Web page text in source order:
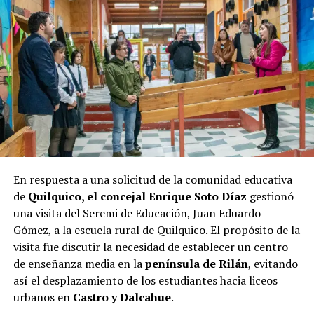
Las elecciones de octubre serán decisivas para Castro, y
los próximos días serán cruciales para todos los
candidatos en la recta final hacia las urnas.
En respuesta a una solicitud de la comunidad educativa
de Quilquico, el concejal Enrique Soto Díaz gestionó
una visita del Seremi de Educación, Juan Eduardo
Gómez, a la escuela rural de Quilquico. El propósito de la
visita fue discutir la necesidad de establecer un centro
de enseñanza media en lapenínsula de Rilán, evitando
así el desplazamiento de los estudiantes hacia liceos
urbanos en Castro y Dalcahue.